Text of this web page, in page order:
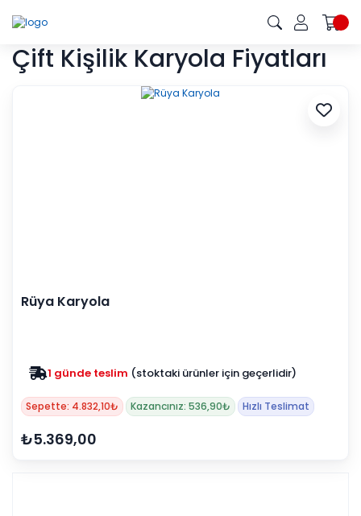
Çift Kişilik Karyola Fiyatları
Rüya Karyola
1 günde teslim (stoktaki ürünler için geçerlidir)
Sepette: 4.832,10₺ Kazancınız: 536,90₺ Hızlı Teslimat
₺5.369,00